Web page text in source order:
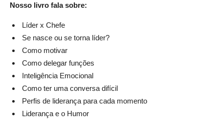
Nosso livro fala sobre:
Líder x Chefe
Se nasce ou se torna líder?
Como motivar
Como delegar funções
Inteligência Emocional
Como ter uma conversa difícil
Perfis de liderança para cada momento
Liderança e o Humor